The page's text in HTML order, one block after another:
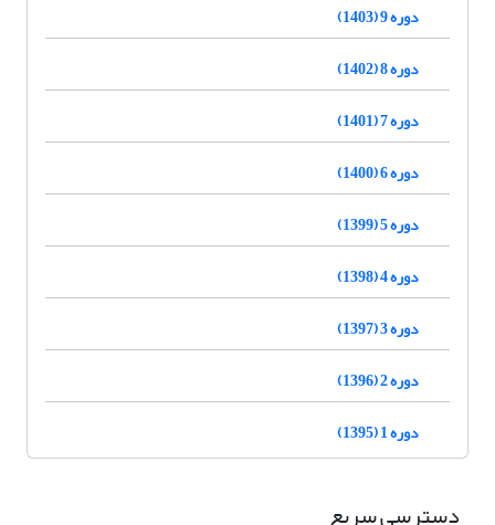
دوره 9 (1403)
دوره 8 (1402)
دوره 7 (1401)
دوره 6 (1400)
دوره 5 (1399)
دوره 4 (1398)
دوره 3 (1397)
دوره 2 (1396)
دوره 1 (1395)
دسترسی سریع